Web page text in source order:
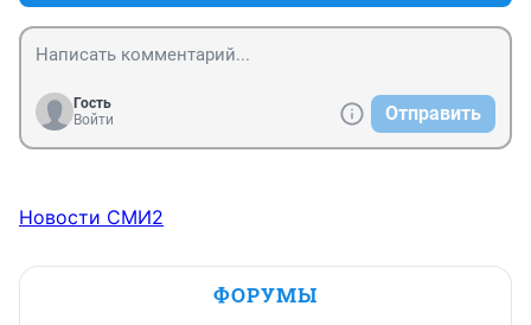
Гость
Войти
Отправить
Новости СМИ2
ФОРУМЫ